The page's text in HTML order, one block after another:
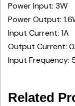
Power Input: 3W
Power Output:
Input Current: 1A
Output Current:
Input Frequency:
Related